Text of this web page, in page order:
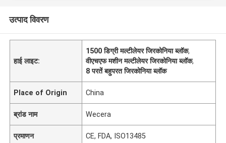
उत्पाद विवरण
हाई लाइट:
1500 डिग्री मल्टीलेयर जिरकोनिया ब्लॉक,
वीएचएफ मशीन मल्टीलेयर जिरकोनिया ब्लॉक,
8 परतें बहुपरत जिरकोनिया ब्लॉक
Place of Origin China
ब्रांड नाम Wecera
प्रमाणन CE, FDA, ISO13485